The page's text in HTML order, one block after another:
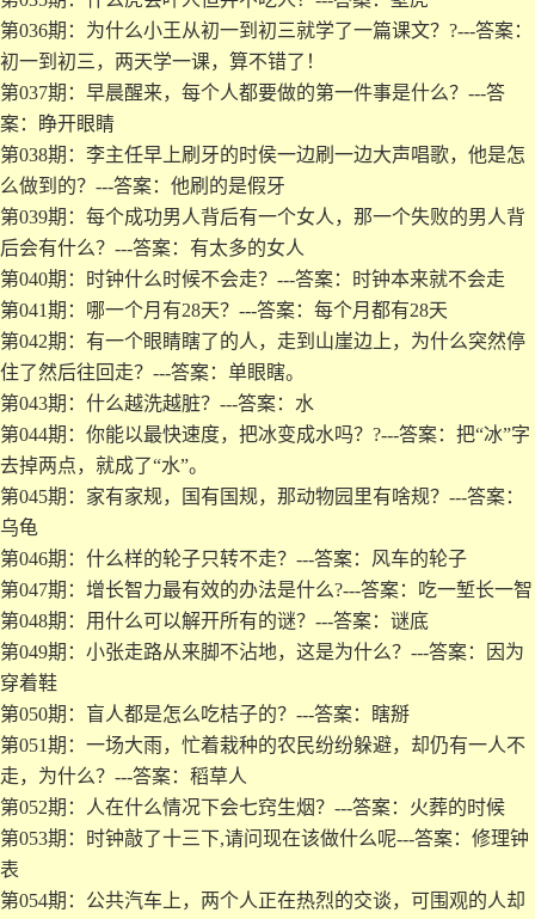
第036期：为什么小王从初一到初三就学了一篇课文？?---答案：
初一到初三，两天学一课，算不错了！
第037期：早晨醒来，每个人都要做的第一件事是什么？---答
案：睁开眼睛
第038期：李主任早上刷牙的时侯一边刷一边大声唱歌，他是怎
么做到的？---答案：他刷的是假牙
第039期：每个成功男人背后有一个女人，那一个失败的男人背
后会有什么？---答案：有太多的女人
第040期：时钟什么时候不会走？---答案：时钟本来就不会走
第041期：哪一个月有28天？---答案：每个月都有28天
第042期：有一个眼睛瞎了的人，走到山崖边上，为什么突然停
住了然后往回走？---答案：单眼瞎。
第043期：什么越洗越脏？---答案：水
第044期：你能以最快速度，把冰变成水吗？?---答案：把“冰”字
去掉两点，就成了“水”。
第045期：家有家规，国有国规，那动物园里有啥规？---答案：
乌龟
第046期：什么样的轮子只转不走？---答案：风车的轮子
第047期：增长智力最有效的办法是什么?---答案：吃一堑长一智
第048期：用什么可以解开所有的谜？---答案：谜底
第049期：小张走路从来脚不沾地，这是为什么？---答案：因为
穿着鞋
第050期：盲人都是怎么吃桔子的？---答案：瞎掰
第051期：一场大雨，忙着栽种的农民纷纷躲避，却仍有一人不
走，为什么？---答案：稻草人
第052期：人在什么情况下会七窍生烟？---答案：火葬的时候
第053期：时钟敲了十三下,请问现在该做什么呢---答案：修理钟
表
第054期：公共汽车上，两个人正在热烈的交谈，可围观的人却